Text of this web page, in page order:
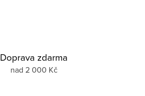
Doprava zdarma
nad 2 000 Kč